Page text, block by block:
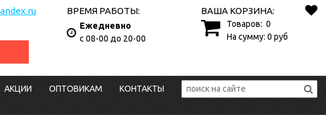
ВРЕМЯ РАБОТЫ:
Ежедневно
с 08-00 до 20-00
ВАША КОРЗИНА:
Товаров: 0
На сумму: 0 руб
АКЦИИ ОПТОВИКАМ КОНТАКТЫ